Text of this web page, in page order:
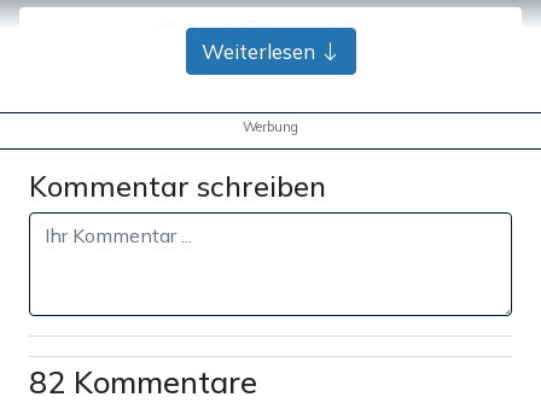
Bank-Überweisung
Weiterlesen
Werbung
Kommentar schreiben
82 Kommentare